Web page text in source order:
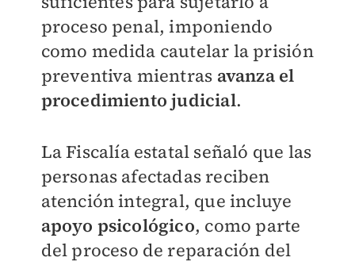
proceso penal, imponiendo
como medida cautelar la prisión
preventiva mientras avanza el
procedimiento judicial.
La Fiscalía estatal señaló que las
personas afectadas reciben
atención integral, que incluye
apoyo psicológico, como parte
del proceso de reparación del